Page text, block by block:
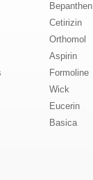
Bepanthen
Cetirizin
Orthomol
Aspirin
Formoline
Wick
Eucerin
Basica